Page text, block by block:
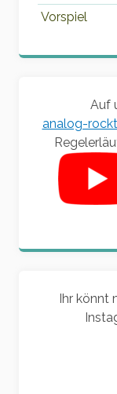
Vorspiel
Auf
analog-rockt
Ihr könnt